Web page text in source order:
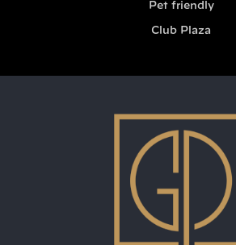
Pet friendly
Club Plaza